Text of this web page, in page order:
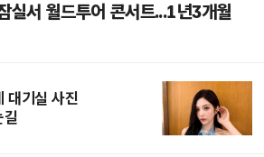
서 월드투어 콘서트...1년3개월
대기실 사진